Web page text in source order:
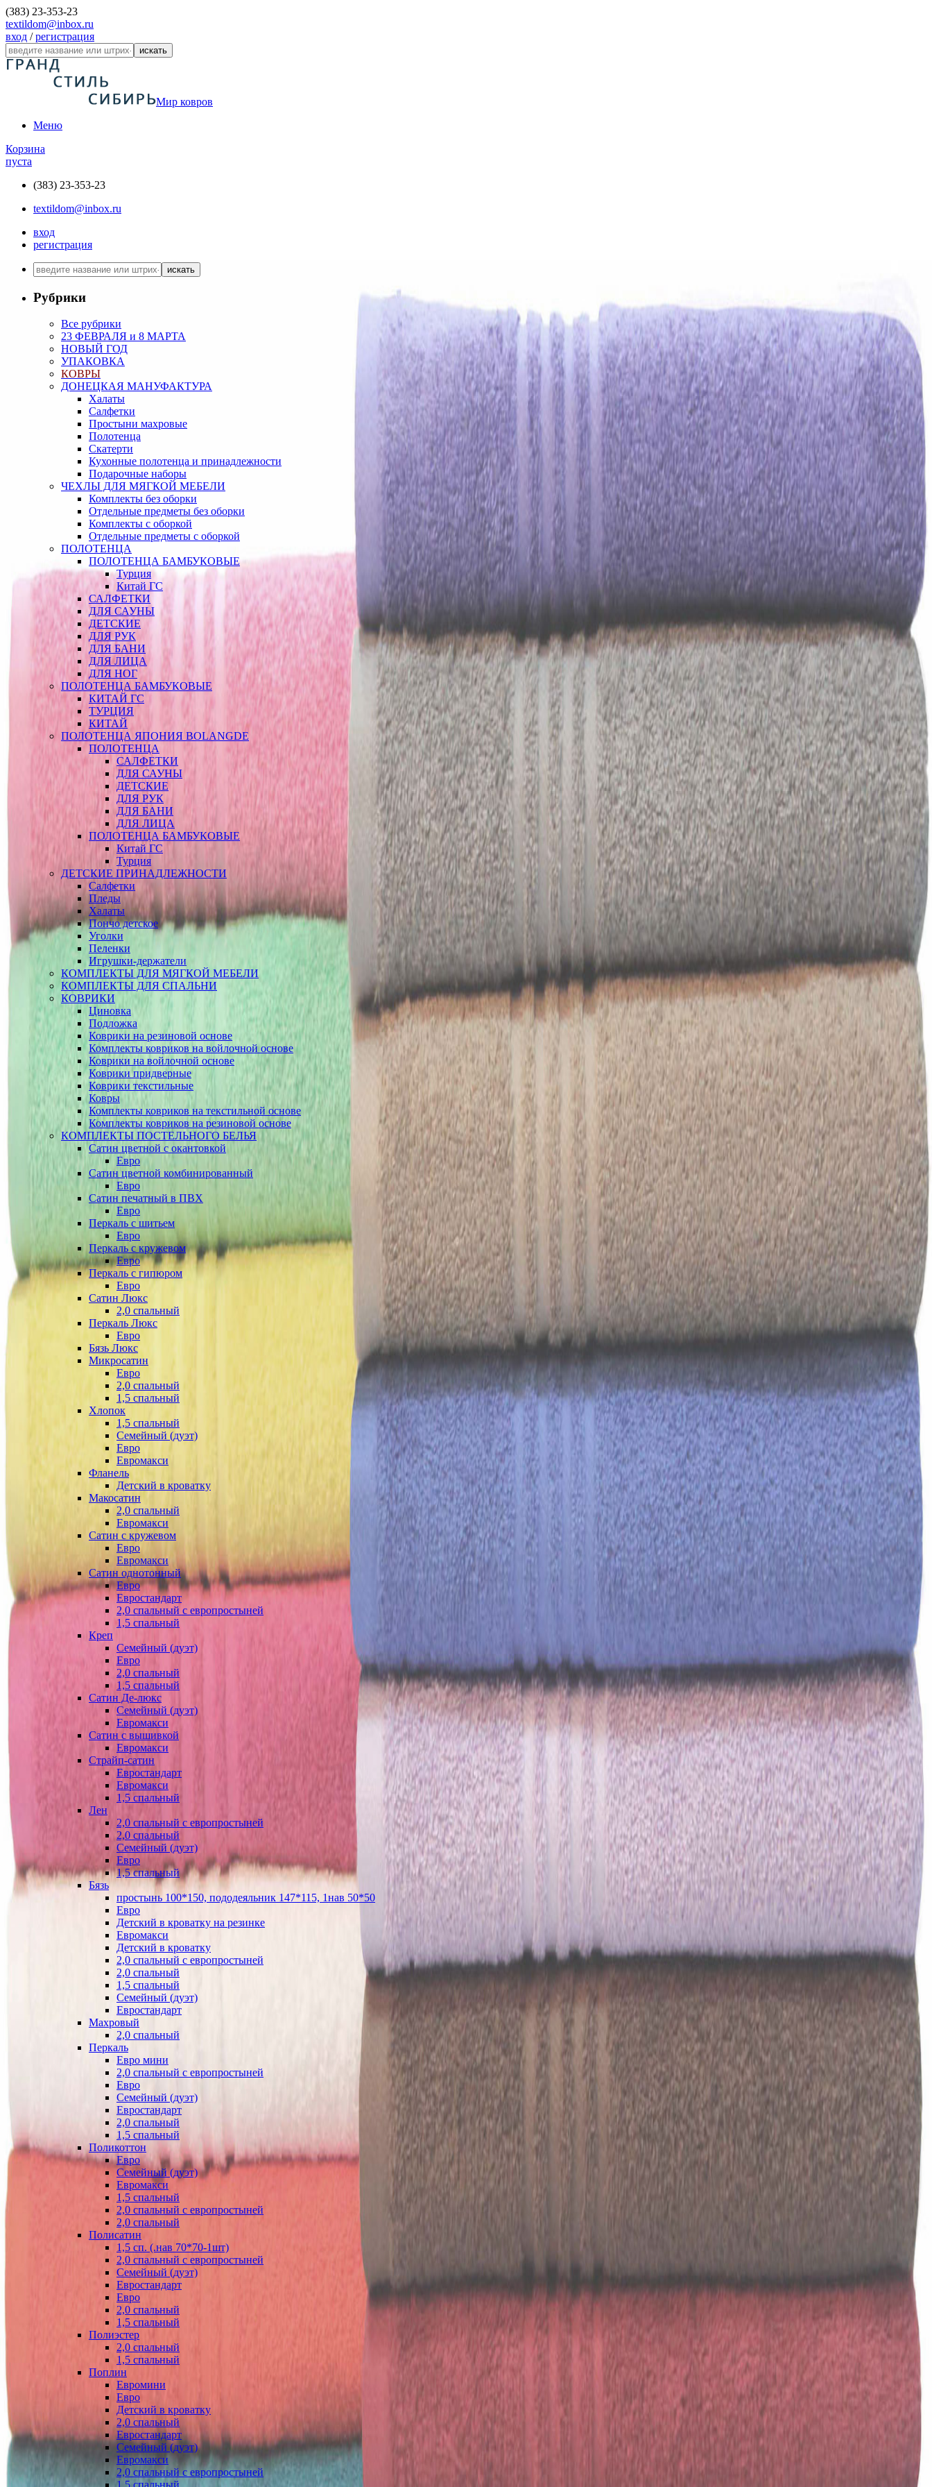
(383) 23-353-23
textildom@inbox.ru
вход /регистрация
искать
Мир ковров
Меню
Корзина
пуста
(383) 23-353-23
textildom@inbox.ru
вход
регистрация
искать
Рубрики
Все рубрики
23 ФЕВРАЛЯ и 8 МАРТА
НОВЫЙ ГОД
УПАКОВКА
КОВРЫ
ДОНЕЦКАЯ МАНУФАКТУРА
Халаты
Салфетки
Простыни махровые
Полотенца
Скатерти
Кухонные полотенца и принадлежности
Подарочные наборы
ЧЕХЛЫ ДЛЯ МЯГКОЙ МЕБЕЛИ
Комплекты без оборки
Отдельные предметы без оборки
Комплекты с оборкой
Отдельные предметы с оборкой
ПОЛОТЕНЦА
ПОЛОТЕНЦА БАМБУКОВЫЕ
Турция
Китай ГС
САЛФЕТКИ
ДЛЯ САУНЫ
ДЕТСКИЕ
ДЛЯ РУК
ДЛЯ БАНИ
ДЛЯ ЛИЦА
ДЛЯ НОГ
ПОЛОТЕНЦА БАМБУКОВЫЕ
КИТАЙ ГС
ТУРЦИЯ
КИТАЙ
ПОЛОТЕНЦА ЯПОНИЯ BOLANGDE
ПОЛОТЕНЦА
САЛФЕТКИ
ДЛЯ САУНЫ
ДЕТСКИЕ
ДЛЯ РУК
ДЛЯ БАНИ
ДЛЯ ЛИЦА
ПОЛОТЕНЦА БАМБУКОВЫЕ
Китай ГС
Турция
ДЕТСКИЕ ПРИНАДЛЕЖНОСТИ
Салфетки
Пледы
Халаты
Пончо детское
Уголки
Пеленки
Игрушки-держатели
КОМПЛЕКТЫ ДЛЯ МЯГКОЙ МЕБЕЛИ
КОМПЛЕКТЫ ДЛЯ СПАЛЬНИ
КОВРИКИ
Циновка
Подложка
Коврики на резиновой основе
Комплекты ковриков на войлочной основе
Коврики на войлочной основе
Коврики придверные
Коврики текстильные
Ковры
Комплекты ковриков на текстильной основе
Комплекты ковриков на резиновой основе
КОМПЛЕКТЫ ПОСТЕЛЬНОГО БЕЛЬЯ
Сатин цветной с окантовкой
Евро
Сатин цветной комбинированный
Евро
Сатин печатный в ПВХ
Евро
Перкаль с шитьем
Евро
Перкаль с кружевом
Евро
Перкаль с гипюром
Евро
Сатин Люкс
2,0 спальный
Перкаль Люкс
Евро
Бязь Люкс
Микросатин
Евро
2,0 спальный
1,5 спальный
Хлопок
1,5 спальный
Семейный (дуэт)
Евро
Евромакси
Фланель
Детский в кроватку
Макосатин
2,0 спальный
Евромакси
Сатин с кружевом
Евро
Евромакси
Сатин однотонный
Евро
Евростандарт
2,0 спальный с европростыней
1,5 спальный
Креп
Семейный (дуэт)
Евро
2,0 спальный
1,5 спальный
Сатин Де-люкс
Семейный (дуэт)
Евромакси
Сатин с вышивкой
Евромакси
Страйп-сатин
Евростандарт
Евромакси
1,5 спальный
Лен
2,0 спальный с европростыней
2,0 спальный
Семейный (дуэт)
Евро
1,5 спальный
Бязь
простынь 100*150, пододеяльник 147*115, 1нав 50*50
Евро
Детский в кроватку на резинке
Евромакси
Детский в кроватку
2,0 спальный с европростыней
2,0 спальный
1,5 спальный
Семейный (дуэт)
Евростандарт
Махровый
2,0 спальный
Перкаль
Евро мини
2,0 спальный с европростыней
Евро
Семейный (дуэт)
Евростандарт
2,0 спальный
1,5 спальный
Поликоттон
Евро
Семейный (дуэт)
Евромакси
1,5 спальный
2,0 спальный с европростыней
2,0 спальный
Полисатин
1,5 сп. (.нав 70*70-1шт)
2,0 спальный с европростыней
Семейный (дуэт)
Евростандарт
Евро
2,0 спальный
1,5 спальный
Полиэстер
2,0 спальный
1,5 спальный
Поплин
Евромини
Евро
Детский в кроватку
2,0 спальный
Евростандарт
Семейный (дуэт)
Евромакси
2,0 спальный с европростыней